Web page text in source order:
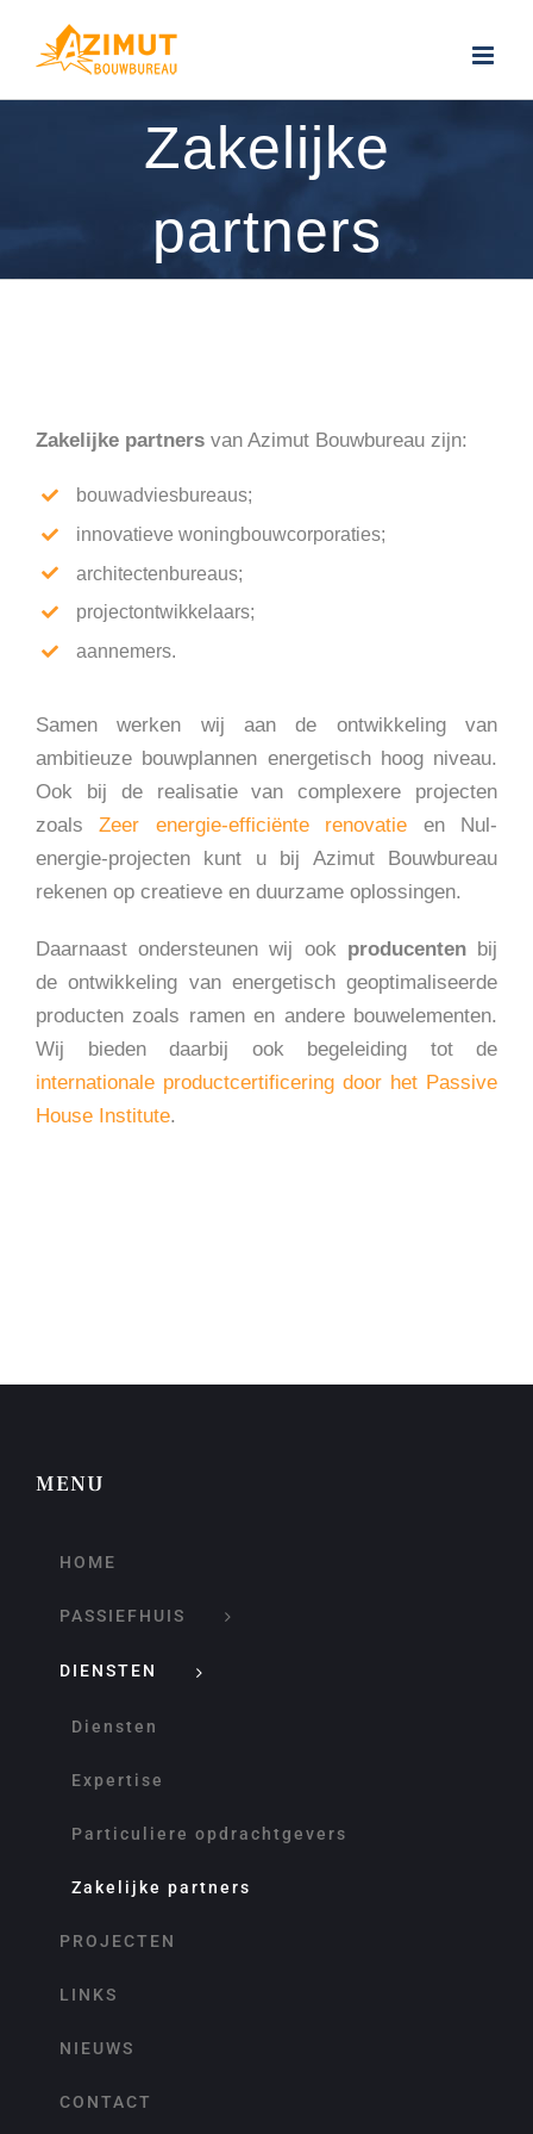
Zakelijke
partners
Zakelijke partners van Azimut Bouwbureau zijn:
bouwadviesbureaus;
innovatieve woningbouwcorporaties;
architectenbureaus;
projectontwikkelaars;
aannemers.
Samen werken wij aan de ontwikkeling van
ambitieuze bouwplannen energetisch hoog niveau.
Ook bij de realisatie van complexere projecten
zoalsZeer energie-efficiënte renovatie en Nul-
energie-projecten kunt u bij Azimut Bouwbureau
rekenen op creatieve en duurzame oplossingen.
Daarnaast ondersteunen wij ook producentenbij
de ontwikkeling van energetisch geoptimaliseerde
producten zoals ramen en andere bouwelementen.
Wij bieden daarbij ook begeleiding tot de
internationale productcertificering door het Passive
House Institute.
MENU
HOME
PASSIEFHUIS
DIENSTEN
Diensten
Expertise
Particuliere opdrachtgevers
Zakelijke partners
PROJECTEN
LINKS
NIEUWS
CONTACT